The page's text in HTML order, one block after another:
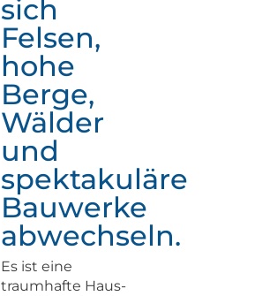
sich
Felsen,
hohe
Berge,
Wälder
und
spektakuläre
Bauwerke
abwechseln.
Es ist eine
traumhafte Haus­